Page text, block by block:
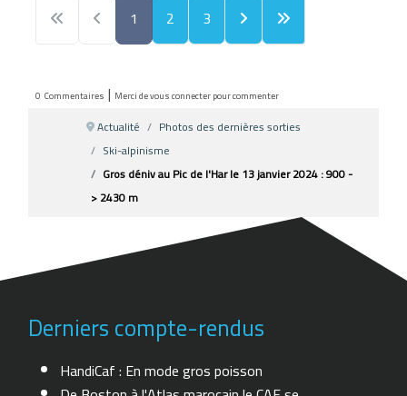
1 2 3
0 Commentaires | Merci de vous connecter pour commenter
Actualité
Photos des dernières sorties
Ski-alpinisme
Gros déniv au Pic de l'Har le 13 janvier 2024 : 900 -
> 2430 m
Derniers compte-rendus
HandiCaf : En mode gros poisson